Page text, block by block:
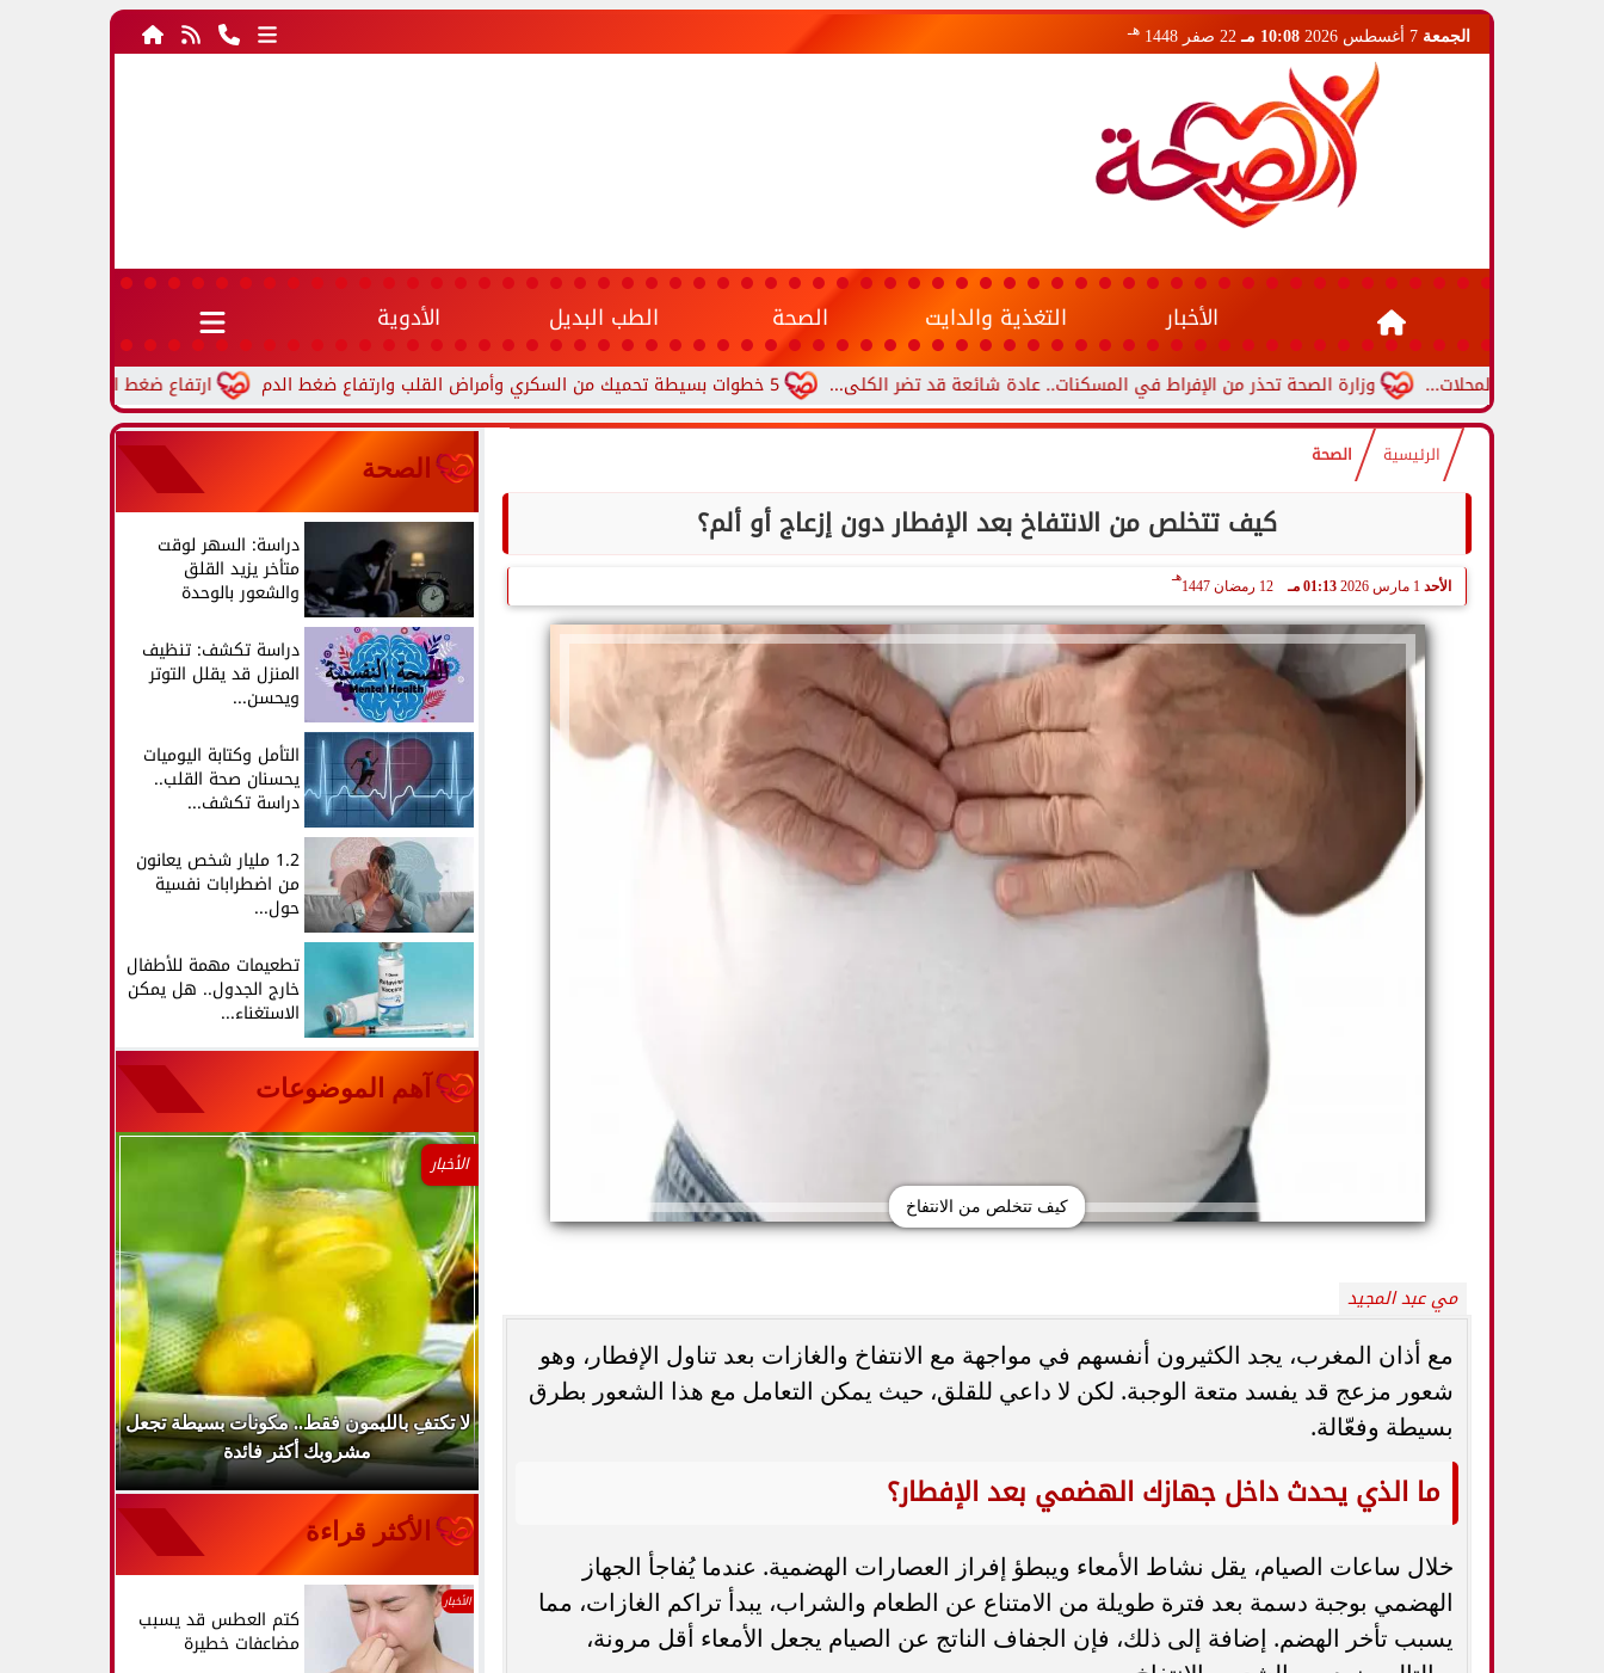
الجمعة 10:08 مـ 22 صفر 1448 هـ
الأخبار التغذية والدايت الصحة الطب البديل الأدوية
ارتفاع ضغط الدم أثناء النوم.. أسباب 5 خطوات بسيطة تحميك من السكري وأمراض القلب وارتفاع ضغط الدم وزارة الصحة تحذر من الإفراط في المسكنات.. عادة شائعة قد تضر الكلى...
الرئيسية الصحة
كيف تتخلص من الانتفاخ بعد الإفطار دون إزعاج أو ألم؟
الأحد 01:13 مـ 12 رمضان 1447
هـ
كيف تتخلص من الانتفاخ
مي عبد المجيد
مع أذان المغرب، يجد الكثيرون أنفسهم في مواجهة مع الانتفاخ والغازات بعد تناول الإفطار، وهو
شعور مزعج قد يفسد متعة الوجبة. لكن لا داعي للقلق، حيث يمكن التعامل مع هذا الشعور بطرق
بسيطة وفعّالة.
ما الذي يحدث داخل جهازك الهضمي بعد الإفطار؟
خلال ساعات الصيام، يقل نشاط الأمعاء ويبطؤ إفراز العصارات الهضمية. عندما يُفاجأ الجهاز
الهضمي بوجبة دسمة بعد فترة طويلة من الامتناع عن الطعام والشراب، يبدأ تراكم الغازات، مما
يسبب تأخر الهضم. إضافة إلى ذلك، فإن الجفاف الناتج عن الصيام يجعل الأمعاء أقل مرونة،
الصحة
دراسة: السهر لوقت
متأخر يزيد القلق
والشعور بالوحدة
دراسة تكشف: تنظيف
المنزل قد يقلل التوتر
ويحسن...
التأمل وكتابة اليوميات
يحسنان صحة القلب..
دراسة تكشف...
1.2 مليار شخص يعانون
من اضطرابات نفسية
حول...
تطعيمات مهمة للأطفال
خارج الجدول.. هل يمكن
الاستغناء...
آهم الموضوعات
5 خطوات بسيطة تحميك من السكري
الأخبار
لا تكتفِ بالليمون فقط.. مكونات بسيطة تجعل
مشروبك أكثر فائدة
الأكثر قراءة
الأخبار
كتم العطس قد يسبب
مضاعفات خطيرة